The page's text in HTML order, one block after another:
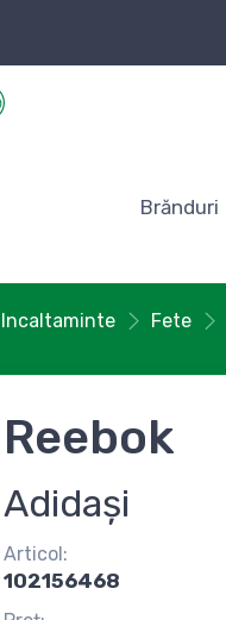
Brănduri
Incaltaminte Fete
Reebok
Adidași
Articol:
102156468